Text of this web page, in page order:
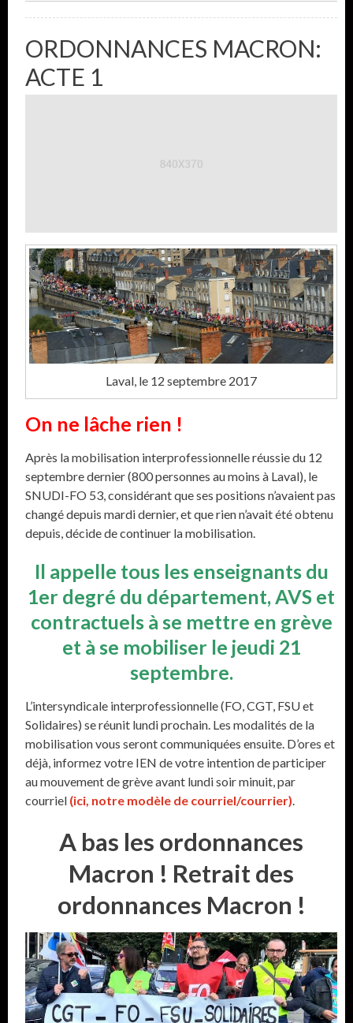
ORDONNANCES MACRON:
ACTE 1
Laval, le 12 septembre 2017
On ne lâche rien !
Après la mobilisation interprofessionnelle réussie du 12
septembre dernier (800 personnes au moins à Laval), le
SNUDI-FO 53, considérant que ses positions n’avaient pas
changé depuis mardi dernier, et que rien n’avait été obtenu
depuis, décide de continuer la mobilisation.
Il appelle tous les enseignants du
1er degré du département, AVS et
contractuels à se mettre en grève
et à se mobiliser le jeudi 21
septembre.
L’intersyndicale interprofessionnelle (FO, CGT, FSU et
Solidaires) se réunit lundi prochain. Les modalités de la
mobilisation vous seront communiquées ensuite. D’ores et
déjà, informez votre IEN de votre intention de participer
au mouvement de grève avant lundi soir minuit, par
courriel (ici, notre modèle de courriel/courrier).
A bas les ordonnances
Macron ! Retrait des
ordonnances Macron !